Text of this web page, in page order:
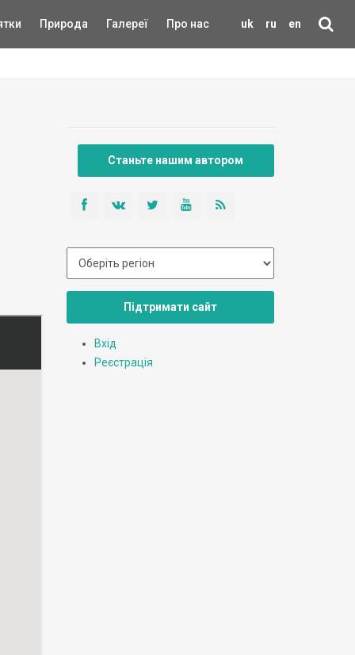
uk ru en
Природа Галереї Про нас
Станьте нашим автором
Підтримати сайт
Вхід
Реєстрація